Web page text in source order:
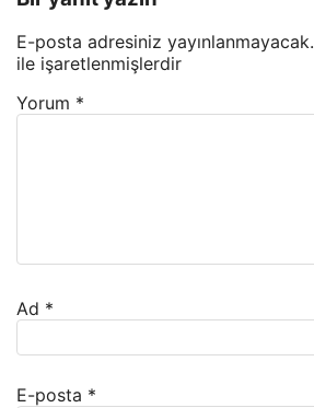
E-posta adresiniz yayınlanmayacak.
ile işaretlenmişlerdir
Yorum *
Ad *
E-posta *